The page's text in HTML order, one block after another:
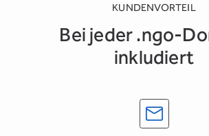
KUNDENVORTEIL
Bei jeder .ngo-
inkludiert